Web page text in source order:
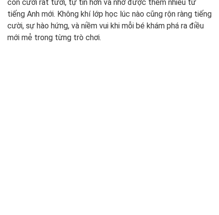
con cười rất tươi, tự tin hơn và nhớ được thêm nhiều từ
tiếng Anh mới. Không khí lớp học lúc nào cũng rộn ràng tiếng
cười, sự hào hứng, và niềm vui khi mỗi bé khám phá ra điều
mới mẻ trong từng trò chơi.